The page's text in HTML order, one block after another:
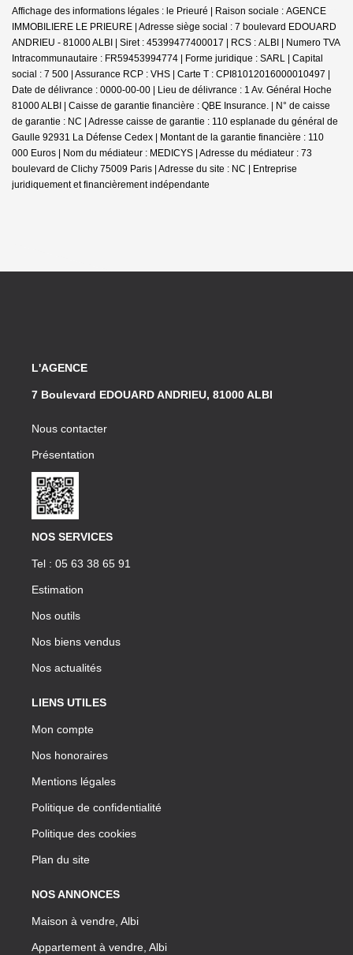
Affichage des informations légales : le Prieuré | Raison sociale : AGENCE
IMMOBILIERE LE PRIEURE | Adresse siège social : 7 boulevard EDOUARD
ANDRIEU - 81000 ALBI | Siret : 45399477400017 | RCS : ALBI | Numero TVA
Intracommunautaire : FR59453994774 | Forme juridique : SARL | Capital
social : 7 500 | Assurance RCP : VHS | Carte T : CPI81012016000010497 |
Date de délivrance : 0000-00-00 | Lieu de délivrance : 1 Av. Général Hoche
81000 ALBI | Caisse de garantie financière : QBE Insurance. | N° de caisse
de garantie : NC | Adresse caisse de garantie : 110 esplanade du général de
Gaulle 92931 La Défense Cedex | Montant de la garantie financière : 110
000 Euros | Nom du médiateur : MEDICYS | Adresse du médiateur : 73
boulevard de Clichy 75009 Paris | Adresse du site : NC | Entreprise
juridiquement et financièrement indépendante
L'AGENCE
7 Boulevard EDOUARD ANDRIEU, 81000 ALBI
Nous contacter
Présentation
NOS SERVICES
Tel : 05 63 38 65 91
Estimation
Nos outils
Nos biens vendus
Nos actualités
LIENS UTILES
Mon compte
Nos honoraires
Mentions légales
Politique de confidentialité
Politique des cookies
Plan du site
NOS ANNONCES
Maison à vendre, Albi
Appartement à vendre, Albi